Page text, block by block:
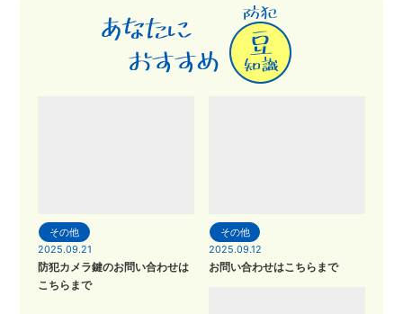
その他
2025.09.21
防犯カメラ鍵のお問い合わせは
こちらまで
その他
2025.09.12
お問い合わせはこちらまで